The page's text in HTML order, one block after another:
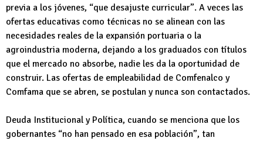
previa a los jóvenes, “que desajuste curricular”. A veces las
ofertas educativas como técnicas no se alinean con las
necesidades reales de la expansión portuaria o la
agroindustria moderna, dejando a los graduados con títulos
que el mercado no absorbe, nadie les da la oportunidad de
construir. Las ofertas de empleabilidad de Comfenalco y
Comfama que se abren, se postulan y nunca son contactados.
Deuda Institucional y Política, cuando se menciona que los
gobernantes “no han pensado en esa población”, tan